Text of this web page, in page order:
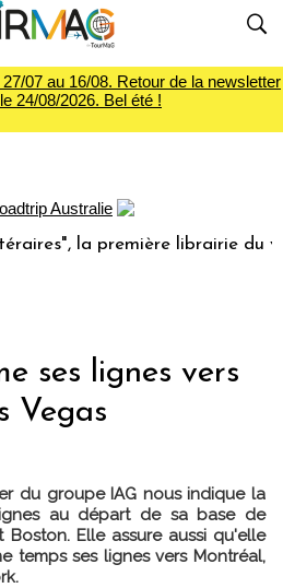
07 au 16/08. Retour de la newsletter
24/08/2026. Bel été !
la première librairie du voyage
ses lignes vers
Vegas
du groupe IAG nous indique la
au départ de sa base de
Boston. Elle assure aussi qu'elle
temps ses lignes vers Montréal,